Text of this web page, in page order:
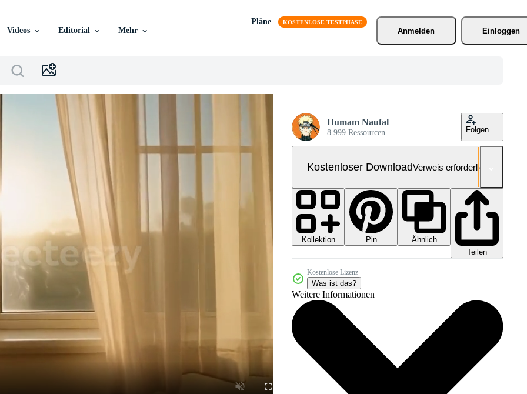
Videos Editorial Mehr
Pläne
Anmelden
Einloggen
Humam Naufal
8.999 Ressourcen Folgen
Kostenloser DownloadVerweis erforderlich
Kollektion Pin
Ähnlich
Teilen
Kostenlose Lizenz
Was ist das?
Weitere Informationen